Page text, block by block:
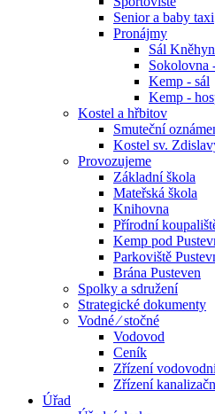
Senior a baby taxi
Pronájmy
Sál
Sokolovna
Kemp - sál
Kemp -
Kostel a hřbitov
Smuteční
Kostel sv.
Provozujeme
Základní škola
Mateřská škola
Knihovna
Přírodní
Kemp pod
Parkoviště
Brána Pusteven
Spolky a sdružení
Strategické dokumenty
Vodné ⁄ stočné
Vodovod
Ceník
Zřízení
Zřízení
Úřad